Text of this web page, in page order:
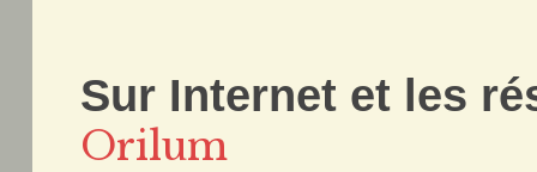
Sur Internet et les
Orilum